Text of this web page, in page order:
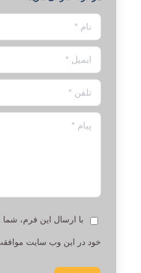
نام *
ایمیل *
تلفن *
پیام *
با ارسال این فرم، شما
خود در این وب سایت